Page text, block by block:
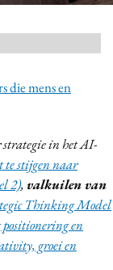
die mens en
strategie in het AI-
te stijgen naar
2), valkuilen van
Thinking Model
en
groei en